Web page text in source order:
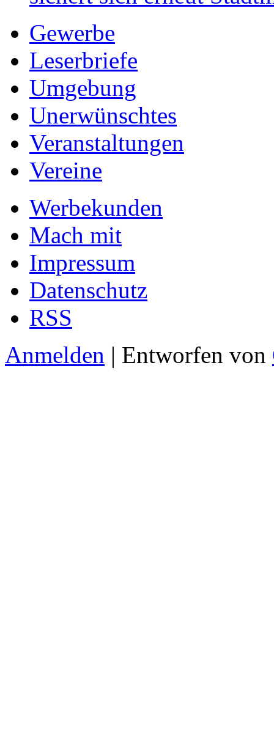
Gewerbe
Leserbriefe
Umgebung
Unerwünschtes
Veranstaltungen
Vereine
Werbekunden
Mach mit
Impressum
Datenschutz
RSS
Anmelden | Entworfen von